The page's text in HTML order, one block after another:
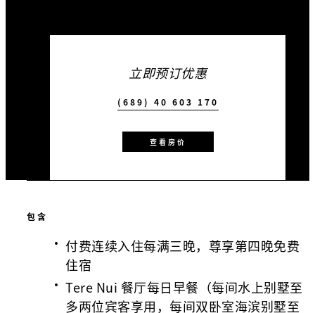
立即预订优惠
(689) 40 603 170
查看房价
包含
付费连续入住每满三晚，尊享第四晚免费
住宿
Tere Nui 餐厅每日早餐（每间水上别墅至
多两位宾客享用，每间双卧室海滨别墅至